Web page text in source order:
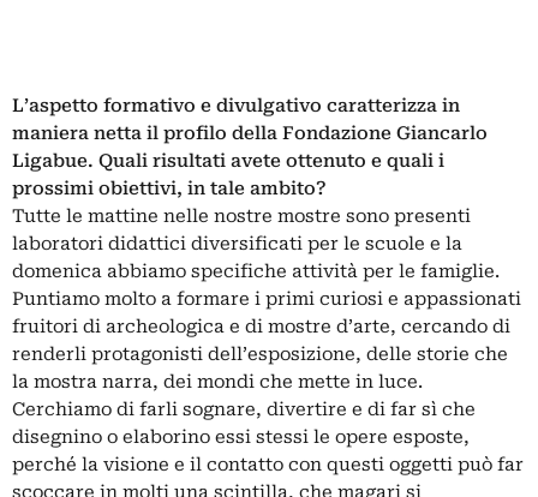
L’aspetto formativo e divulgativo caratterizza in
maniera netta il profilo della Fondazione Giancarlo
Ligabue. Quali risultati avete ottenuto e quali i
prossimi obiettivi, in tale ambito?
Tutte le mattine nelle nostre mostre sono presenti
laboratori didattici diversificati per le scuole e la
domenica abbiamo specifiche attività per le famiglie.
Puntiamo molto a formare i primi curiosi e appassionati
fruitori di archeologica e di mostre d’arte, cercando di
renderli protagonisti dell’esposizione, delle storie che
la mostra narra, dei mondi che mette in luce.
Cerchiamo di farli sognare, divertire e di far sì che
disegnino o elaborino essi stessi le opere esposte,
perché la visione e il contatto con questi oggetti può far
scoccare in molti una scintilla, che magari si